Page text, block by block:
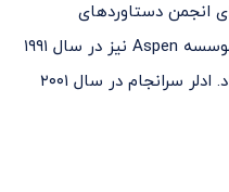
طلای انجمن دستاوردهای
آکادمیک آمریکا را از آن خود کند. موسسه Aspen نیز در سال ۱۹۹۱
نام او را در تالار مشاهیر خود قرار داد. ادلر سرانجام در سال ۲۰۰۱